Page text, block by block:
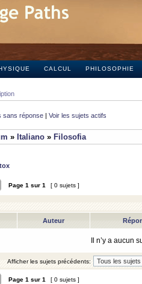
CALCUL PHILOSOPHIE
sans réponse | Voir les sujets actifs
» Italiano » Filosofia
Page 1 sur 1 [ 0 sujets ]
Auteur
Il n’y a aucun
Afficher les sujets précédents:
Page 1 sur 1 [ 0 sujets ]